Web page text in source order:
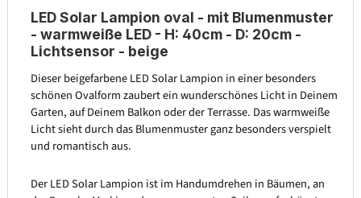
LED Solar Lampion oval - mit Blumenmuster
- warmweiße LED - H: 40cm - D: 20cm -
Lichtsensor - beige
Dieser beigefarbene LED Solar Lampion in einer besonders
schönen Ovalform zaubert ein wunderschönes Licht in Deinem
Garten, auf Deinem Balkon oder der Terrasse. Das warmweiße
Licht sieht durch das Blumenmuster ganz besonders verspielt
und romantisch aus.
Der LED Solar Lampion ist im Handumdrehen in Bäumen, an